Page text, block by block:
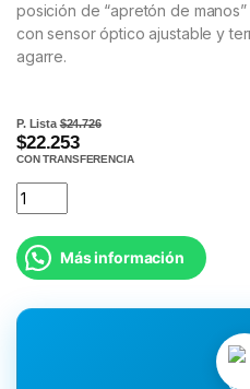
posición de “apretón de
con sensor óptico ajustable y
agarre.
P. Lista$24.726
$22.253
CON TRANSFERENCIA
Más información